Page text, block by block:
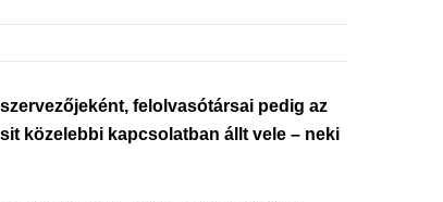
felolvasótársai pedig az
közelebbi kapcsolatban állt vele – neki